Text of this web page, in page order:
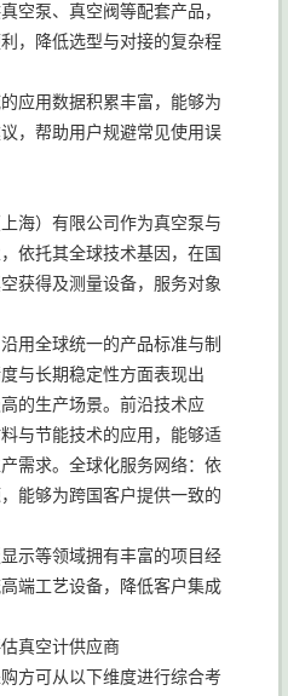
空泵、真空阀等配套产品，
，降低选型与对接的复杂程
应用数据积累丰富，能够为
，帮助用户规避常见使用误
海）有限公司作为真空泵与
依托其全球技术基因，在国
获得及测量设备，服务对象
用全球统一的产品标准与制
与长期稳定性方面表现出
的生产场景。前沿技术应
与节能技术的应用，能够适
需求。全球化服务网络：依
能够为跨国客户提供一致的
示等领域拥有丰富的项目经
端工艺设备，降低客户集成
真空计供应商
方可从以下维度进行综合考